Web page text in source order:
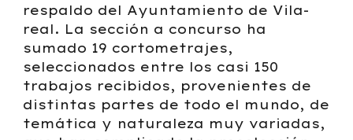
respaldo del Ayuntamiento de Vila-
real. La sección a concurso ha
sumado 19 cortometrajes,
seleccionados entre los casi 150
trabajos recibidos, provenientes de
distintas partes de todo el mundo, de
temática y naturaleza muy variadas,